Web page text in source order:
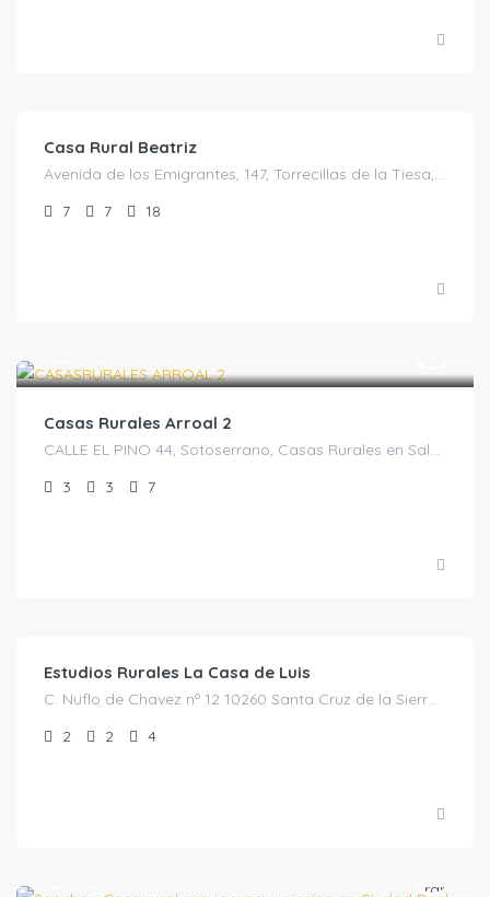
Casa Rural Beatriz
Avenida de los Emigrantes, 147, Torrecillas de la Tiesa, España, Torrecillas de la Tiesa, Casas rurales en Cáceres, Extremadura, España
7
7 18
Casas Rurales Arroal 2
CALLE EL PINO 44, Sotoserrano, Casas Rurales en Salamanca, España
3
3 7
Estudios Rurales La Casa de Luis
C. Nuflo de Chavez nº 12 10260 Santa Cruz de la Sierra, Cáceres, España, Santa Cruz de la Sierra, Casas rurales en Cáceres, España
2
2 4